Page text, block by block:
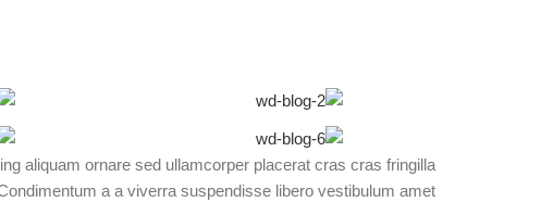
aliquam ornare sed ullamcorper placerat cras cras fringilla
a a viverra suspendisse libero vestibulum amet